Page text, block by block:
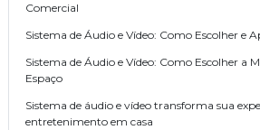
Comercial
Sistema de Áudio e Vídeo: Como Escolher e
Sistema de Áudio e Vídeo: Como Escolher a
Espaço
Sistema de áudio e vídeo transforma sua
entretenimento em casa